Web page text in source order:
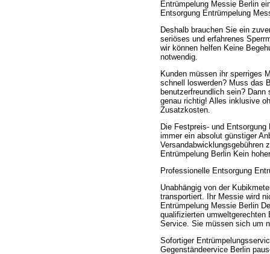
Entrümpelung Messie Berlin
Entsorgung Entrümpelung
Deshalb brauchen Sie ein
seriöses und erfahrenes
wir können helfen Keine
notwendig.
Kunden müssen ihr sperriges
schnell loswerden? Muss das
benutzerfreundlich sein? Dann
genau richtig! Alles inklusive
Zusatzkosten.
Die Festpreis- und
immer ein absolut günstiger
Versandabwicklungsgebühren
Entrümpelung Berlin Kein
Professionelle Entsorgung
Unabhängig von der
transportiert. Ihr Messie wird
Entrümpelung Messie Berlin
qualifizierten umweltgerechten
Service. Sie müssen sich um
Sofortiger
Gegenständeervice Berlin